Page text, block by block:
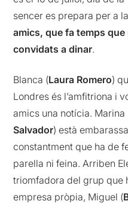
sencer es prepara per a
amics, que fa temps
convidats a dinar.
Blanca (Laura Romero)
Londres és l’amfitriona i
amics una notícia.
Salvador) està
constantment que ha de
parella ni feina. Arriben
triomfadora del grup que
empresa pròpia, Miguel (